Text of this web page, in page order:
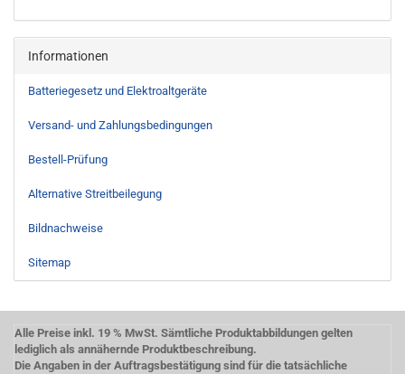
Informationen
Batteriegesetz und Elektroaltgeräte
Versand- und Zahlungsbedingungen
Bestell-Prüfung
Alternative Streitbeilegung
Bildnachweise
Sitemap
Alle Preise inkl. 19 % MwSt. Sämtliche Produktabbildungen gelten
lediglich als annähernde Produktbeschreibung.
Die Angaben in der Auftragsbestätigung sind für die tatsächliche